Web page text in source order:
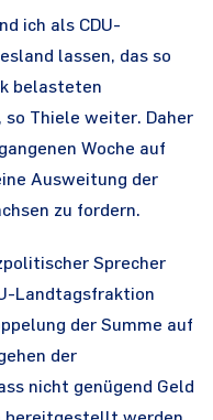
ich als CDU-
lassen, das so
belasteten
so Thiele weiter. Daher
Woche auf
Ausweitung der
zu fordern.
Sprecher
Landtagsfraktion
der Summe auf
der
nicht genügend Geld